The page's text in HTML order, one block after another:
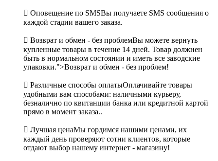
 Оповещение по SMSВы получаете SMS сообщения о
каждой стадии вашего заказа.
 Возврат и обмен - без проблемВы можете вернуть
купленные товары в течение 14 дней. Товар должнен
быть в нормальном состоянии и иметь все заводские
упаковки.">Возврат и обмен - без проблем!
 Различные способы оплатыОплачивайте товары
удобными вам способами: наличными курьеру,
безналично по квитанции банка или кредитной картой
прямо в момент заказа..
 Лучшая ценаМы гордимся нашими ценами, их
каждый день проверяют сотни клиентов, которые
отдают выбор нашему интернет - магазину!